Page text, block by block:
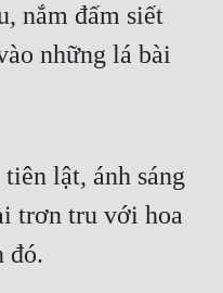
nắm đấm siết
những lá bài
lật, ánh sáng
trơn tru với hoa
đó.